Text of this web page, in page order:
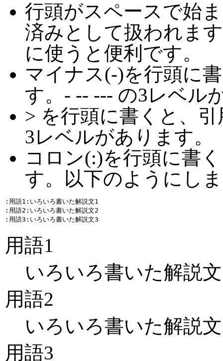
行頭がスペースで始
済みとして扱われま
に使うと便利です。
マイナス(-)を行頭に
す。- -- --- の3レベル
> を行頭に書くと、
3レベルがあります。
コロン(:)を行頭に書
す。以下のようにし
:用語1:いろいろ書いた解説文1
:用語2:いろいろ書いた解説文2
用語1
いろいろ書いた解説
用語2
いろいろ書いた解説
用語3